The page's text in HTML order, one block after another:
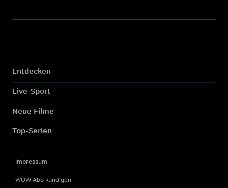
Entdecken
Live-Sport
Neue Filme
Top-Serien
Impressum
WOW Abo kündigen